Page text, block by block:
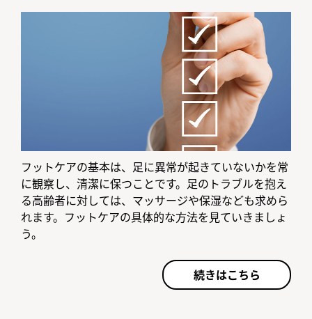
フットケアの基本は、足に異常が起きていないかを常
に観察し、清潔に保つことです。足のトラブルを抱え
る高齢者に対しては、マッサージや保湿なども求めら
れます。フットケアの具体的な方法を見ていきましょ
う。
続きはこちら